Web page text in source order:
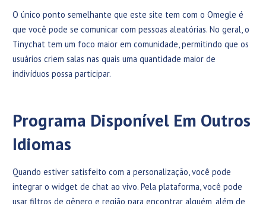
O único ponto semelhante que este site tem com o Omegle é
que você pode se comunicar com pessoas aleatórias. No geral, o
Tinychat tem um foco maior em comunidade, permitindo que os
usuários criem salas nas quais uma quantidade maior de
indivíduos possa participar.
Programa Disponível Em Outros
Idiomas
Quando estiver satisfeito com a personalização, você pode
integrar o widget de chat ao vivo. Pela plataforma, você pode
usar filtros de gênero e região para encontrar alguém, além de